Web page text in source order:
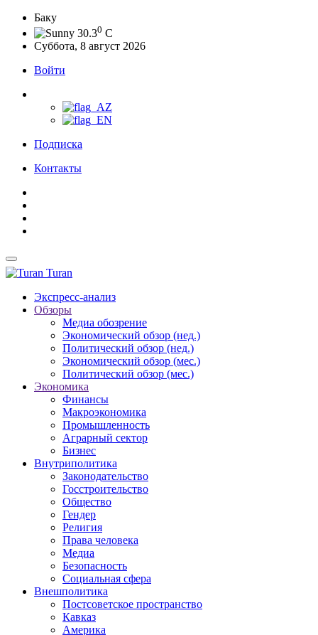
Баку
30.30 C
Суббота, 8 август 2026
Войти
Подписка
Контакты
Turan
Экспресс-анализ
Обзоры
Медиа обозрение
Экономический обзор (нед.)
Политический обзор (нед.)
Экономический обзор (мес.)
Политический обзор (мес.)
Экономика
Финансы
Макроэкономика
Промышленность
Аграрный сектор
Бизнес
Внутриполитика
Законодательство
Госстроительство
Общество
Гендер
Религия
Права человека
Медиа
Безопасность
Социальная сфера
Внешполитика
Постсоветское пространство
Кавказ
Америка